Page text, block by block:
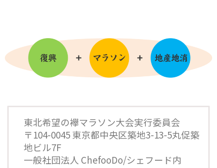
東北希望の襷マラソン大会実行委員会
〒104-0045 東京都中央区築地3-13-5丸促築
地ビル7F
一般社団法人 ChefooDo/シェフード内